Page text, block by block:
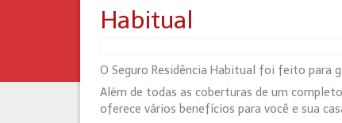
Habitual
O Seguro Residência Habitual foi feito para
Além de todas as coberturas de um
oferece vários benefícios para você e sua